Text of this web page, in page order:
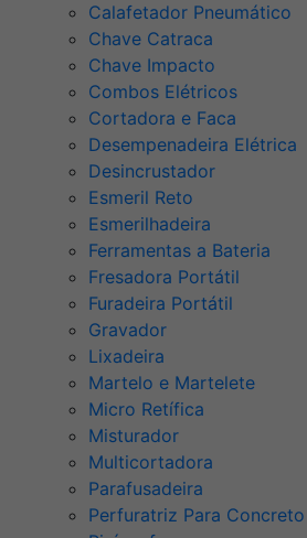
Calafetador Pneumático
Chave Catraca
Chave Impacto
Combos Elétricos
Cortadora e Faca
Desempenadeira Elétrica
Desincrustador
Esmeril Reto
Esmerilhadeira
Ferramentas a Bateria
Fresadora Portátil
Furadeira Portátil
Gravador
Lixadeira
Martelo e Martelete
Micro Retífica
Misturador
Multicortadora
Parafusadeira
Perfuratriz Para Concreto